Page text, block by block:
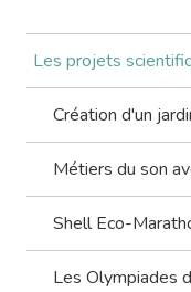
Les projets
Création d'un
Métiers du son
Shell Eco-
Les Olympiades